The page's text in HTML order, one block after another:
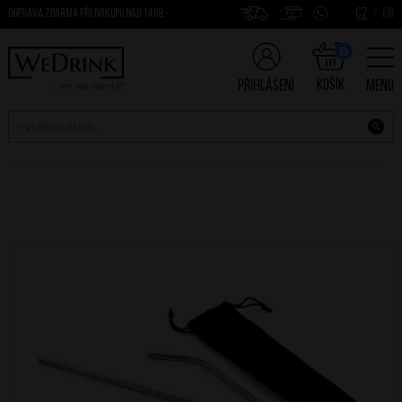
DOPRAVA ZDARMA PŘI NÁKUPU NAD 1499,-
Přihlášení Košík Menu